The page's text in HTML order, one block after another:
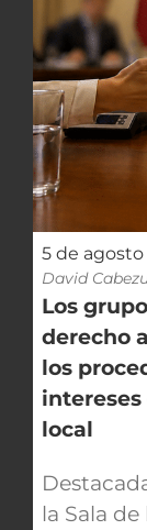
5 de
David
Los
derecho
los
local
la Sala